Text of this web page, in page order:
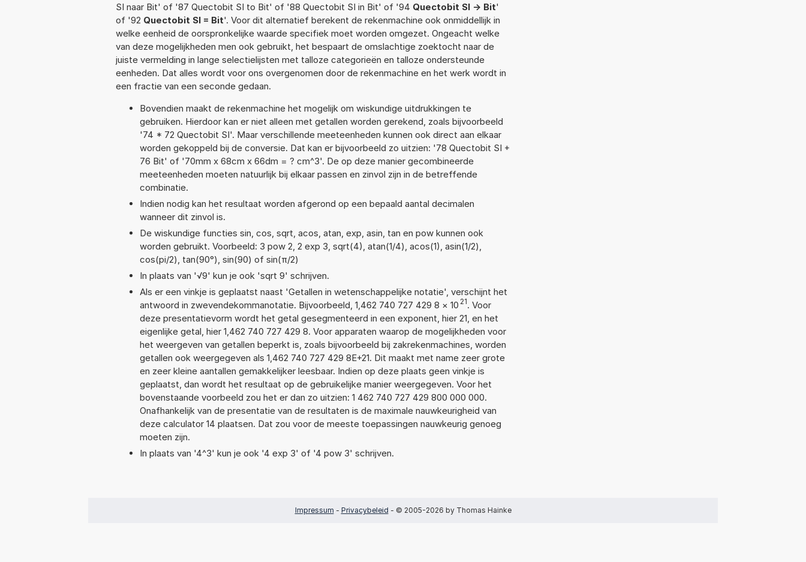
SI naar Bit' of '87 Quectobit SI to Bit' of '88 Quectobit SI in Bit' of '94 Quectobit SI -> Bit'
of '92 Quectobit SI = Bit'. Voor dit alternatief berekent de rekenmachine ook onmiddellijk in
welke eenheid de oorspronkelijke waarde specifiek moet worden omgezet. Ongeacht welke
van deze mogelijkheden men ook gebruikt, het bespaart de omslachtige zoektocht naar de
juiste vermelding in lange selectielijsten met talloze categorieën en talloze ondersteunde
eenheden. Dat alles wordt voor ons overgenomen door de rekenmachine en het werk wordt in
een fractie van een seconde gedaan.
Bovendien maakt de rekenmachine het mogelijk om wiskundige uitdrukkingen te
gebruiken. Hierdoor kan er niet alleen met getallen worden gerekend, zoals bijvoorbeeld
'74 * 72 Quectobit SI'. Maar verschillende meeteenheden kunnen ook direct aan elkaar
worden gekoppeld bij de conversie. Dat kan er bijvoorbeeld zo uitzien: '78 Quectobit SI +
76 Bit' of '70mm x 68cm x 66dm = ? cm^3'. De op deze manier gecombineerde
meeteenheden moeten natuurlijk bij elkaar passen en zinvol zijn in de betreffende
combinatie.
Indien nodig kan het resultaat worden afgerond op een bepaald aantal decimalen
wanneer dit zinvol is.
De wiskundige functies sin, cos, sqrt, acos, atan, exp, asin, tan en pow kunnen ook
worden gebruikt. Voorbeeld: 3 pow 2, 2 exp 3, sqrt(4), atan(1/4), acos(1), asin(1/2),
cos(pi/2), tan(90°), sin(90) of sin(π/2)
In plaats van '√9' kun je ook 'sqrt 9' schrijven.
Als er een vinkje is geplaatst naast 'Getallen in wetenschappelijke notatie', verschijnt het
antwoord in zwevendekommanotatie. Bijvoorbeeld, 1,462 740 727 429 8 × 10 21. Voor
deze presentatievorm wordt het getal gesegmenteerd in een exponent, hier 21, en het
eigenlijke getal, hier 1,462 740 727 429 8. Voor apparaten waarop de mogelijkheden voor
het weergeven van getallen beperkt is, zoals bijvoorbeeld bij zakrekenmachines, worden
getallen ook weergegeven als 1,462 740 727 429 8E+21. Dit maakt met name zeer grote
en zeer kleine aantallen gemakkelijker leesbaar. Indien op deze plaats geen vinkje is
geplaatst, dan wordt het resultaat op de gebruikelijke manier weergegeven. Voor het
bovenstaande voorbeeld zou het er dan zo uitzien: 1 462 740 727 429 800 000 000.
Onafhankelijk van de presentatie van de resultaten is de maximale nauwkeurigheid van
deze calculator 14 plaatsen. Dat zou voor de meeste toepassingen nauwkeurig genoeg
moeten zijn.
In plaats van '4^3' kun je ook '4 exp 3' of '4 pow 3' schrijven.
Impressum - Privacybeleid - © 2005-2026 by Thomas Hainke